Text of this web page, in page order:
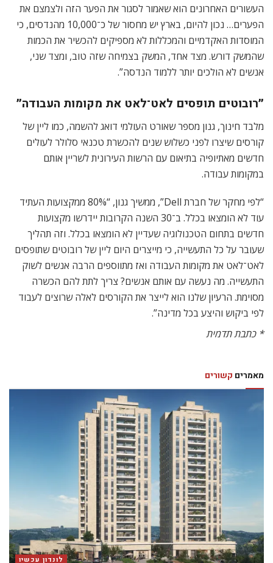
העשורים האחרונים הוא שאמור לסגור את הפער הזה ולצמצם את
הפערים… נכון להיום, בארץ יש מחסור של כ־10,000 מהנדסים, כי
המוסדות האקדמיים והמכללות לא מספיקים להכשיר את הכמות
שהמשק דורש. מצד אחד, המשק בצמיחה שזה טוב, ומצד שני,
אנשים לא הולכים יותר ללמוד הנדסה”.
״רובוטים תופסים לאט־לאט את מקומות העבודה״
מלבד חינוך, גנון מספר שאורט העולמי דואג להשמה, כמו ליין של
קורסים שיצרו לפני כשלוש שנים להכשרת טכנאי סלולר לעולים
חדשים מאתיופיה בתיאום עם הרשות העירונית לשריין אותם
במקומות עבודה.
“לפי מחקר של חברת Dell”, ממשיך גנון, “80% ממקצועות העתיד
עוד לא הומצאו בכלל. ב־30 השנה הקרובות יידרשו מקצועות
חדשים בתחום הטכנולוגיה שעדיין לא הומצאו בכלל. וזה תהליך
שעובר על כל התעשייה, כי מייצרים היום ליין של רובוטים שתופסים
לאט־לאט את מקומות העבודה ואז מתווספים הרבה אנשים לשוק
התעשייה. מה נעשה עם אותם אנשים? צריך לתת להם הכשרה
מסוימת. הרעיון שלנו הוא לייצר את הקורסים לאלה שרוצים לעבוד
לפי ביקוש והיצע בכל מדינה”.
* כתבת תדמית
מאמרים קשורים
לונדון עכשיו